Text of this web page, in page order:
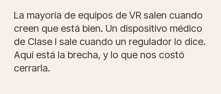
La mayoría de equipos de VR salen cuando
creen que está bien. Un dispositivo médico
de Clase I sale cuando un regulador lo dice.
Aquí está la brecha, y lo que nos costó
cerrarla.